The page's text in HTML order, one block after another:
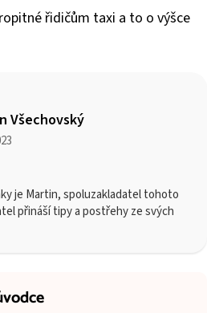
řidičům taxi a to o výšce
Všechovský
je Martin, spoluzakladatel tohoto
přináší tipy a postřehy ze svých